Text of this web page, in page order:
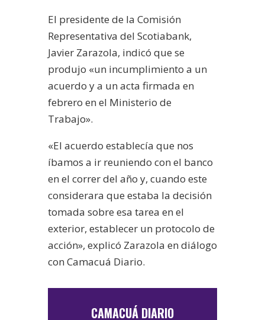
El presidente de la Comisión
Representativa del Scotiabank,
Javier Zarazola, indicó que se
produjo «un incumplimiento a un
acuerdo y a un acta firmada en
febrero en el Ministerio de
Trabajo».
«El acuerdo establecía que nos
íbamos a ir reuniendo con el banco
en el correr del año y, cuando este
considerara que estaba la decisión
tomada sobre esa tarea en el
exterior, establecer un protocolo de
acción», explicó Zarazola en diálogo
con Camacuá Diario.
CAMACUÁ DIARIO